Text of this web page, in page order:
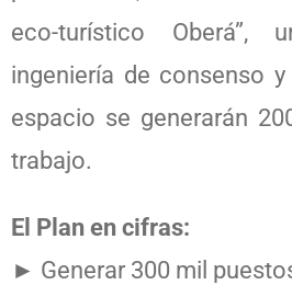
eco-turístico Oberá”,
ingeniería de consenso
espacio se generarán
trabajo.
El Plan en cifras:
► Generar 300 mil